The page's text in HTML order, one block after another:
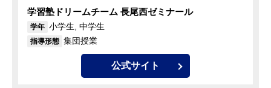
学習塾ドリームチーム 長尾西ゼミナール
学年 小学生, 中学生
指導形態 集団授業
公式サイト